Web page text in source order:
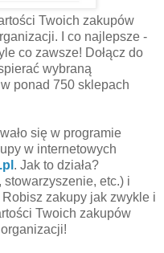
Twoich zakupów
I co najlepsze -
co zawsze! Dołącz do
wybraną
ponad 750 sklepach
się w programie
w internetowych
. Jak to działa?
etc.) i
zakupy jak zwykle i
Twoich zakupów